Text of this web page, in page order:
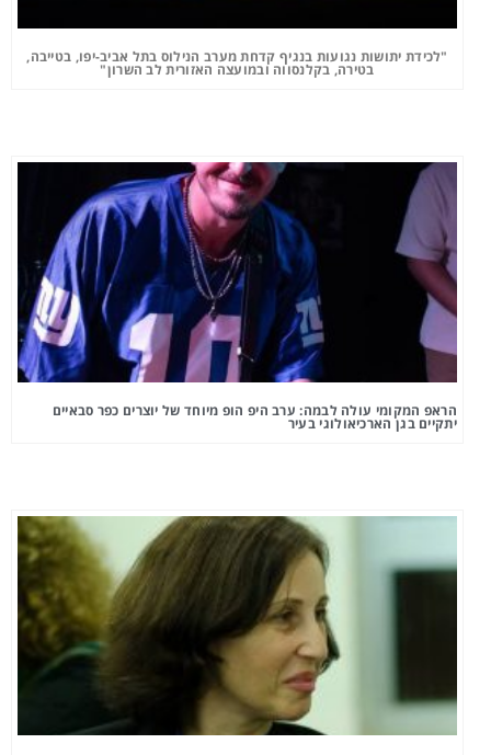
"לכידת יתושות נגועות בנגיף קדחת מערב הנילוס בתל אביב-יפו, בטייבה,
בטירה, בקלנסווה ובמועצה האזורית לב השרון"
הראפ המקומי עולה לבמה: ערב היפ הופ מיוחד של יוצרים כפר סבאיים
יתקיים בגן הארכיאולוגי בעיר